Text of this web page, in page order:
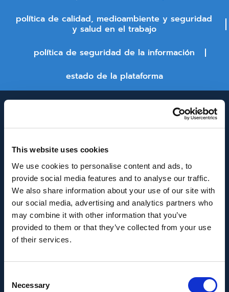
This website uses cookies
We use cookies to personalise content and ads, to
provide social media features and to analyse our traffic.
We also share information about your use of our site with
our social media, advertising and analytics partners who
may combine it with other information that you’ve
provided to them or that they’ve collected from your use
of their services.
Selection
Necessary
política de calidad, medioambiente y seguridad
y salud en el trabajo
política de seguridad de la información
estado de la plataforma
INNOVACIÓN Y DESARROLLO DE ANDALUCÍA
IDEA
Se ha recibido un incentivo de la Agencia de
Innovación y Desarrollo de Andalucía IDEA, de la
43.802,59€, cofinanciado en un 80% por la Unión